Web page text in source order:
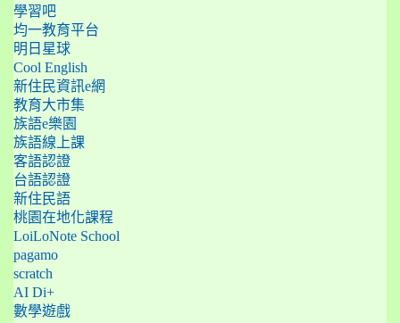
學習吧
均一教育平台
明日星球
Cool English
新住民資訊e網
教育大市集
族語e樂園
族語線上課
客語認證
台語認證
新住民語
桃園在地化課程
LoiLoNote School
pagamo
scratch
AI Di+
數學遊戲